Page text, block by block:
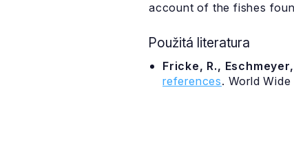
account of the fishes
Použitá literatura
Fricke, R.,
references. World Wide